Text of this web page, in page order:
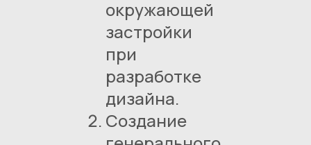
окружающей
застройки
при
разработке
дизайна.
Создание